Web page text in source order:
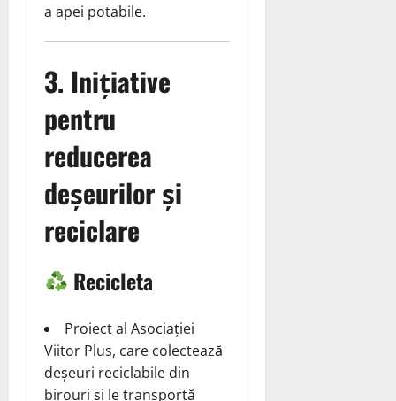
a apei potabile.
3. Inițiative
pentru
reducerea
deșeurilor și
reciclare
Recicleta
Proiect al Asociației
Viitor Plus, care colectează
deșeuri reciclabile din
birouri și le transportă